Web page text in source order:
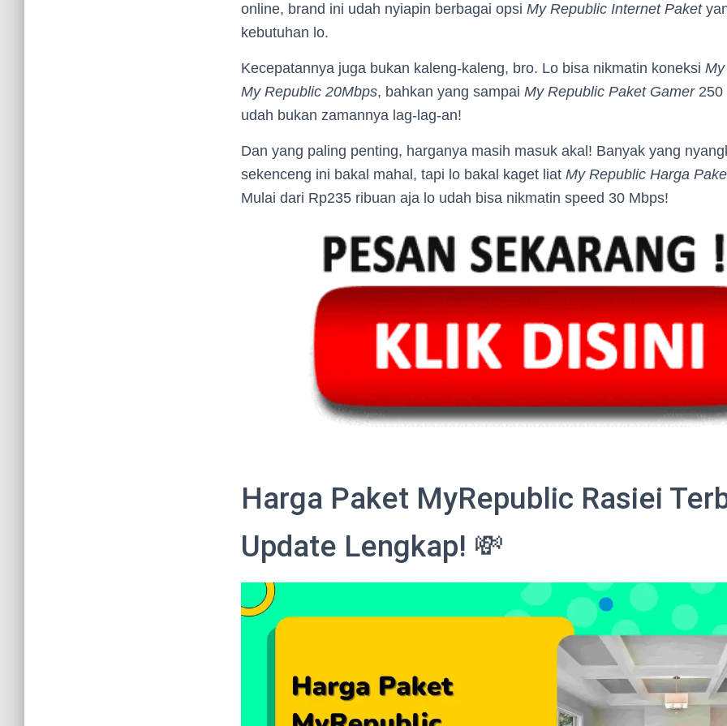
online, brand ini udah nyiapin berbagai opsi My Republic Internet Paket
kebutuhan lo.
Kecepatannya juga bukan kaleng-kaleng, bro. Lo bisa nikmatin koneksi
My Republic 20Mbps, bahkan yang sampai My Republic Paket Gamer250
udah bukan zamannya lag-lag-an!
Dan yang paling penting, harganya masih masuk akal! Banyak yang
sekenceng ini bakal mahal, tapi lo bakal kaget liat My Republic Harga
Mulai dari Rp235 ribuan aja lo udah bisa nikmatin speed 30 Mbps!
Harga Paket MyRepublic Rasiei
Update Lengkap! 💸